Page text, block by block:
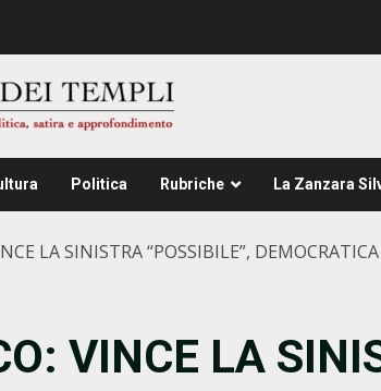
Politica Rubriche La Zanzara
LA SINISTRA “POSSIBILE”,
VINCE LA